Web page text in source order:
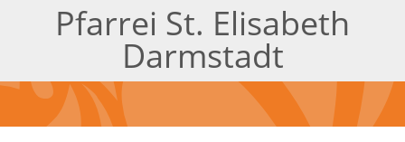
Pfarrei St. Elisabeth
Darmstadt